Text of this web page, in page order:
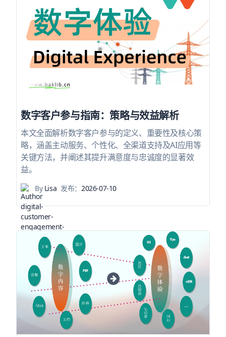
数字客户参与指南：策略与效益解析
本文全面解析数字客户参与的定义、重要性及核心策
略，涵盖主动服务、个性化、全渠道支持及AI应用等
关键方法，并阐述其提升满意度与忠诚度的显著效
益。
ByLisa 发布：2026-07-10